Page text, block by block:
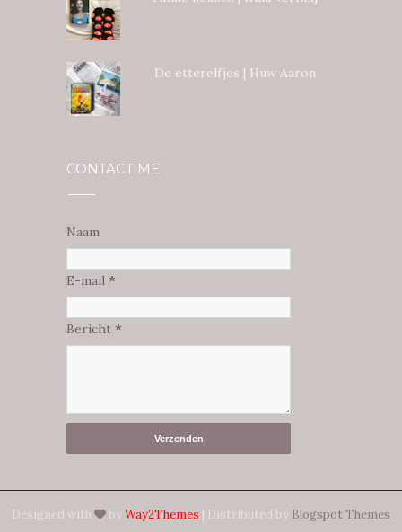
De etterelfjes | Huw Aaron
CONTACT ME
Naam
E-mail *
Bericht *
Designed with byWay2Themes | Distributed by Blogspot Themes